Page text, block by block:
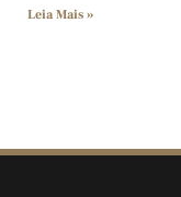
Leia Mais »